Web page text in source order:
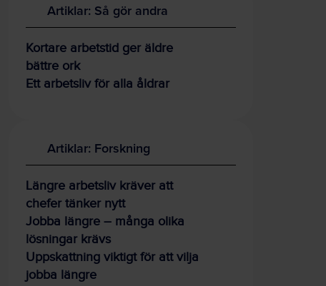
Artiklar: Så gör andra
Kortare arbetstid ger äldre
bättre ork
Ett arbetsliv för alla åldrar
Artiklar: Forskning
Längre arbetsliv kräver att
chefer tänker nytt
Jobba längre – många olika
lösningar krävs
Uppskattning viktigt för att vilja
jobba längre